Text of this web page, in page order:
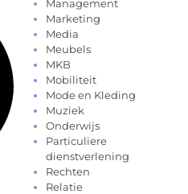
Management
Marketing
Media
Meubels
MKB
Mobiliteit
Mode en Kleding
Muziek
Onderwijs
Particuliere
dienstverlening
Rechten
Relatie